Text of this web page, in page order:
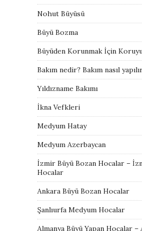
Nohut Büyüsü
Büyü Bozma
Büyüden Korunmak İçin
Bakım nedir? Bakım nasıl
Yıldızname Bakımı
İkna Vefkleri
Medyum Hatay
Medyum Azerbaycan
İzmir Büyü Bozan Hocalar –
Hocalar
Ankara Büyü Bozan Hocalar
Şanlıurfa Medyum Hocalar
Almanya Büyü Yapan Hocalar –